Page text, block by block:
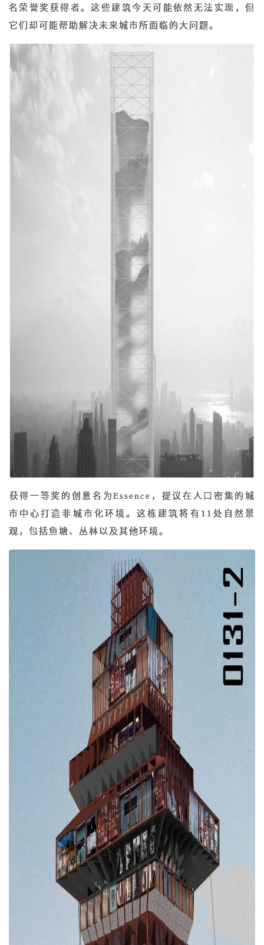
名荣誉奖获得者。这些建筑今天可能依然无法实现，但
它们却可能帮助解决未来城市所面临的大问题。
​获得一等奖的创意名为Essence，提议在人口密集的城
市中心打造非城市化环境。这栋建筑将有11处自然景
观，包括鱼塘、丛林以及其他环境。